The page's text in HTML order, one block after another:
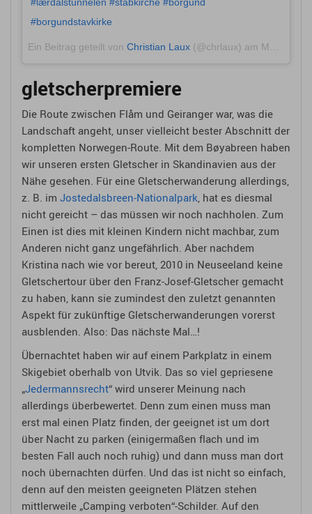
#lærdalstunnelen #stabkirche #borgund
#borgundstavkirke
Ein Beitrag geteilt von Christian Laux (@chrlaux) am Mai 29, 2018 um 5:32 PDT
gletscherpremiere
Die Route zwischen Flåm und Geiranger war, was die
Landschaft angeht, unser vielleicht bester Abschnitt der
kompletten Norwegen-Route. Mit dem Bøyabreen haben
wir unseren ersten Gletscher in Skandinavien aus der
Nähe gesehen. Für eine Gletscherwanderung allerdings,
z. B. im Jostedalsbreen-Nationalpark, hat es diesmal
nicht gereicht – das müssen wir noch nachholen. Zum
Einen ist dies mit kleinen Kindern nicht machbar, zum
Anderen nicht ganz ungefährlich. Aber nachdem
Kristina nach wie vor bereut, 2010 in Neuseeland keine
Gletschertour über den Franz-Josef-Gletscher gemacht
zu haben, kann sie zumindest den zuletzt genannten
Aspekt für zukünftige Gletscherwanderungen vorerst
ausblenden. Also: Das nächste Mal…!
Übernachtet haben wir auf einem Parkplatz in einem
Skigebiet oberhalb von Utvik. Das so viel gepriesene
„Jedermannsrecht“ wird unserer Meinung nach
allerdings überbewertet. Denn zum einen muss man
erst mal einen Platz finden, der geeignet ist um dort
über Nacht zu parken (einigermaßen flach und im
besten Fall auch noch ruhig) und dann muss man dort
noch übernachten dürfen. Und das ist nicht so einfach,
denn auf den meisten geeigneten Plätzen stehen
mittlerweile „Camping verboten“-Schilder. Auf den